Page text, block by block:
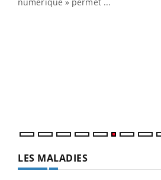
LES MALADIES